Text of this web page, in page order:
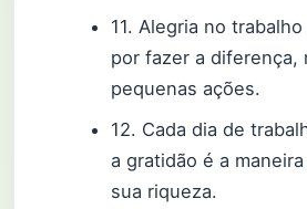
11. Alegria no
por fazer a diferença,
pequenas ações.
12. Cada dia de
a gratidão é a
sua riqueza.